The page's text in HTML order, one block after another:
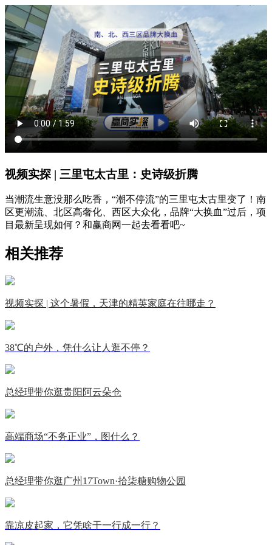
视频实探 | 三里屯太古里：史诗级折腾
当潮流生意没那么吃香，“潮不停流”的三里屯太古里变了！南
区更潮流、北区高奢化、西区大众化，品牌“大换血”过后，项
目最新呈现如何？和赢商网一起去看看吧~
相关推荐
视频实探 | 这个暑假，天津的精英家庭在往哪走？
38℃的户外，凭什么让人逛不停？
总经理带你逛贵阳阿云朵仓
高端商场“不务正业”，图什么？
总经理带你逛广州17Town·拾柒糖购物公园
靠凉皮起家，它凭啥干一行成一行？